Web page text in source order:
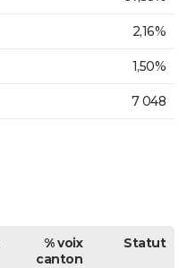
2,16%
1,50%
7 048
% voix
canton
Statut